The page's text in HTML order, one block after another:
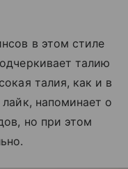
в этом стиле
талию
талия, как и в
напоминает о
но при этом